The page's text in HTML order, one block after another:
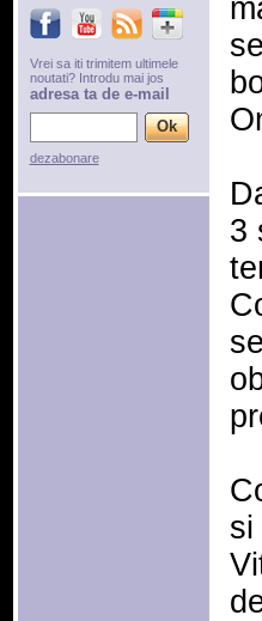
3
si
Vrei sa iti trimitem ultimele
noutati? Introdu mai jos
adresa ta de e-mail
dezabonare